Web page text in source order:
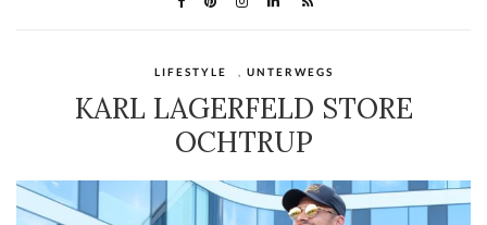
LIFESTYLE UNTERWEGS
KARL LAGERFELD STORE
OCHTRUP